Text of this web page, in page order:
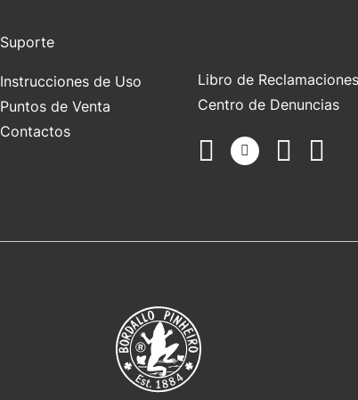
Suporte
Instrucciones de Uso
Puntos de Venta
Contactos
Libro de Reclamaciones
Centro de Denuncias